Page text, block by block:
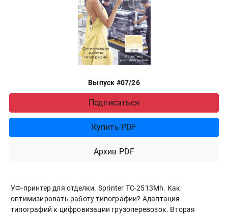
Выпуск #07/26
Подписаться
Купить PDF
Архив PDF
УФ-принтер для отделки. Sprinter ТС-2513Mh. Как
оптимизировать работу типографии? Адаптация
типографий к цифровизации грузоперевозок. Вторая